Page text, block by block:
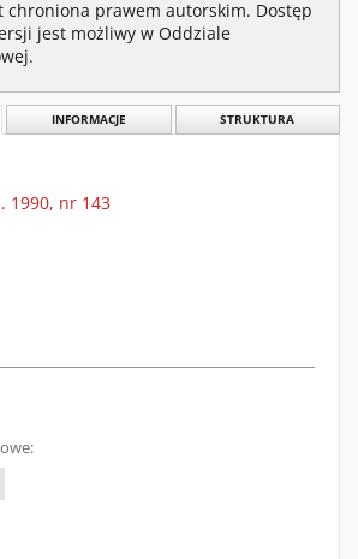
chroniona prawem autorskim. Dostęp
jest możliwy w Oddziale
INFORMACJE STRUKTURA
1990, nr 143